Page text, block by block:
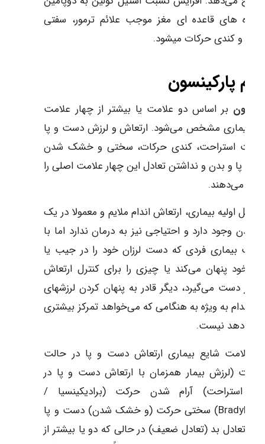
عقده های قاعده ای مغز موجب علائم ترمور، سفتی
و کندی حرکات میشود.
پارکینسون
بر اساس دو علامت یا بیشتر از چهار علامت
بیماری مشخص می‌شود. ارتعاش و لرزش دست و پا
حالت استراحت، کندی حرکات، سختی و خشک شدن
و پا و بدن و نداشتن تعادل این چهار علامت اصلی را
می‌دهند.
اولیه بیماری، ارتعاش اندام ملایم و معمولا در یک
بدن وجود دارد و احتیاجی نیز به درمان ندارد اما با
بیماری فردی که دست لرزان خود را در جیب یا
خود پنهان می‌کند یا چیزی را برای کنترل ارتعاش
در دست می‌گیرد، دیگر قادر به پنهان کردن لرزشهای
اندام به ویژه به هنگامی که می‌خواهد تمرکز بیشتری
خود دهد نیست.
علامت شایع بیماری ارتعاش دست و پا در حالت
(لرزش بیمار همزمان با ارتعاش دست و پا در
استراحت) آرام شدن حرکت (برادیکینسیا /
Bradykinesia) سختی حرکت (و خشک شدن) دست و پا
تعادل بد (تعادل ضعیف) در حالی که دو یا بیشتر از